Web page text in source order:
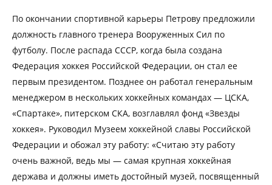
По окончании спортивной карьеры Петрову предложили
должность главного тренера Вооруженных Сил по
футболу. После распада СССР, когда была создана
Федерация хоккея Российской Федерации, он стал ее
первым президентом. Позднее он работал генеральным
менеджером в нескольких хоккейных командах — ЦСКА,
«Спартаке», питерском СКА, возглавлял фонд «Звезды
хоккея». Руководил Музеем хоккейной славы Российской
Федерации и обожал эту работу: «Считаю эту работу
очень важной, ведь мы — самая крупная хоккейная
держава и должны иметь достойный музей, посвященный